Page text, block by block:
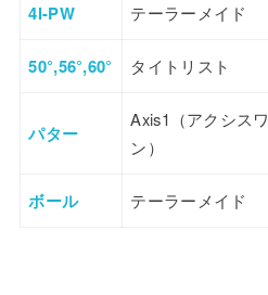
4I-PW テーラーメイド
50°,56°,60° タイトリスト
パター
Axis1（アクシスワ
ン）
ボール テーラーメイド